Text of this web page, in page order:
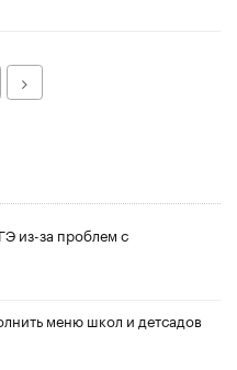
Далее
из-за проблем с
меню школ и детсадов